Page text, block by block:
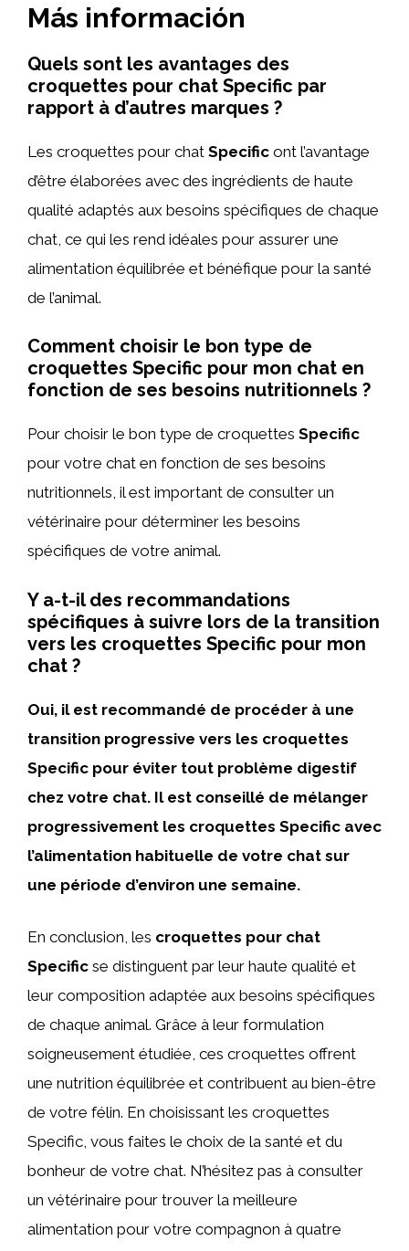
Más información
Quels sont les avantages des
croquettes pour chat Specific par
rapport à d’autres marques ?
Les croquettes pour chat Specific ont l’avantage
d’être élaborées avec des ingrédients de haute
qualité adaptés aux besoins spécifiques de chaque
chat, ce qui les rend idéales pour assurer une
alimentation équilibrée et bénéfique pour la santé
de l’animal.
Comment choisir le bon type de
croquettes Specific pour mon chat en
fonction de ses besoins nutritionnels ?
Pour choisir le bon type de croquettes Specific
pour votre chat en fonction de ses besoins
nutritionnels, il est important de consulter un
vétérinaire pour déterminer les besoins
spécifiques de votre animal.
Y a-t-il des recommandations
spécifiques à suivre lors de la transition
vers les croquettes Specific pour mon
chat ?
Oui, il est recommandé de procéder à une
transition progressive vers les croquettes
Specific pour éviter tout problème digestif
chez votre chat. Il est conseillé de mélanger
progressivement les croquettes Specific avec
l’alimentation habituelle de votre chat sur
une période d’environ une semaine.
En conclusion, les croquettes pour chat
Specific se distinguent par leur haute qualité et
leur composition adaptée aux besoins spécifiques
de chaque animal. Grâce à leur formulation
soigneusement étudiée, ces croquettes offrent
une nutrition équilibrée et contribuent au bien-être
de votre félin. En choisissant les croquettes
Specific, vous faites le choix de la santé et du
bonheur de votre chat. N’hésitez pas à consulter
un vétérinaire pour trouver la meilleure
alimentation pour votre compagnon à quatre